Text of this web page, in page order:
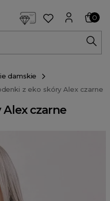
0
damskie
z eko skóry Alex czarne
czarne